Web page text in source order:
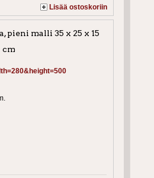
Lisää ostoskoriin
pieni malli 35 x 25 x 15
cm